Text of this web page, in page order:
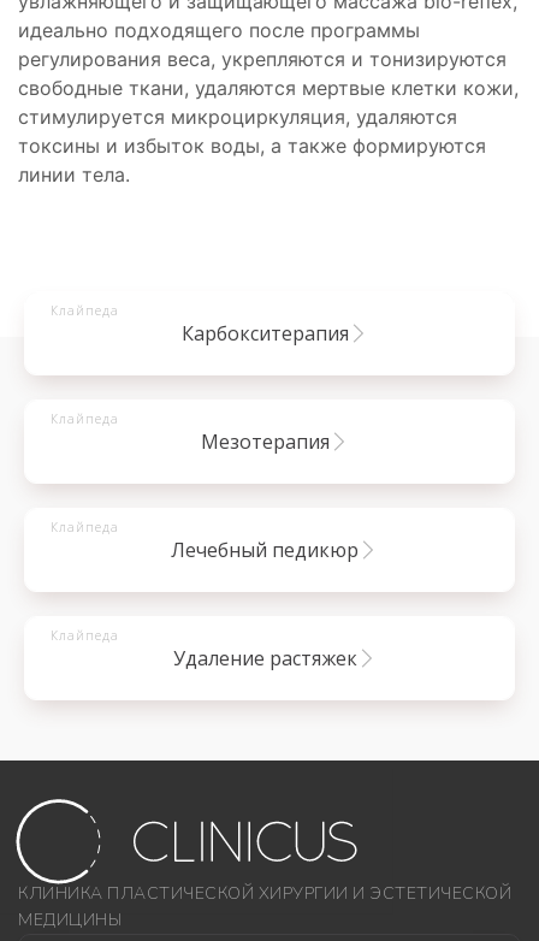
идеально подходящего после программы
регулирования веса, укрепляются и тонизируются
свободные ткани, удаляются мертвые клетки кожи,
стимулируется микроциркуляция, удаляются
токсины и избыток воды, а также формируются
линии тела.
Клайпеда
карбокситерапия
Клайпеда
мезотерапия
Клайпеда
лечебный педикюр
Клайпеда
удаление растяжек
КЛИНИКА ПЛАСТИЧЕСКОЙ ХИРУРГИИ И ЭСТЕТИЧЕСКОЙ
МЕДИЦИНЫ